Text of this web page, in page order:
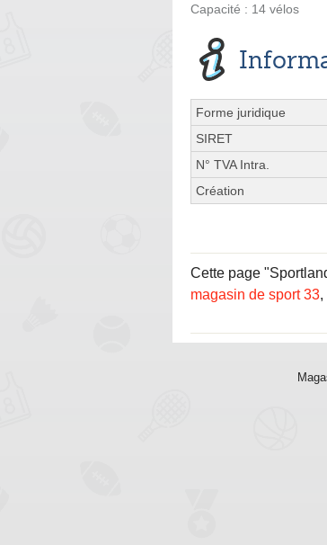
Capacité : 14 vélos
Forme juridique
SIRET
N° TVA Intra.
Création
Cette page
magasin de sport 33,